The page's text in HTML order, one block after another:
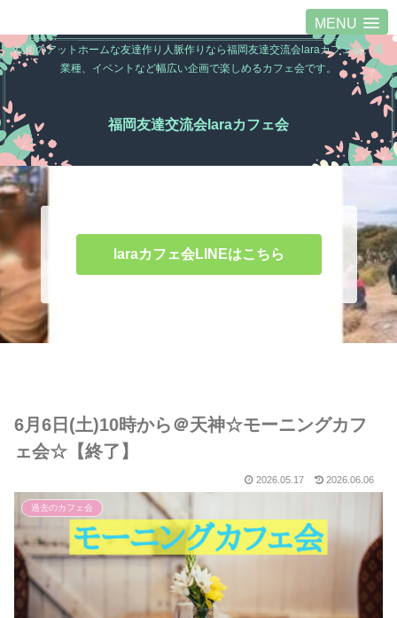
MENU
福岡のアットホームな友達作り人脈作りなら福岡友達交流会laraカフェ会。異
業種、イベントなど幅広い企画で楽しめるカフェ会です。
福岡友達交流会laraカフェ会
laraカフェ会LINEはこちら
6月6日(土)10時から＠天神☆モーニングカフ
ェ会☆【終了】
2026.05.17 2026.06.06
過去のカフェ会